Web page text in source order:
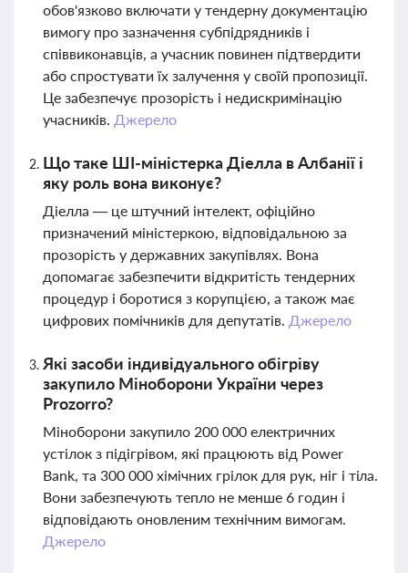
обов'язково включати у тендерну документацію
вимогу про зазначення субпідрядників і
співвиконавців, а учасник повинен підтвердити
або спростувати їх залучення у своїй пропозиції.
Це забезпечує прозорість і недискримінацію
учасників. Джерело
Що таке ШІ-міністерка Діелла в Албанії і
яку роль вона виконує?
Діелла — це штучний інтелект, офіційно
призначений міністеркою, відповідальною за
прозорість у державних закупівлях. Вона
допомагає забезпечити відкритість тендерних
процедур і боротися з корупцією, а також має
цифрових помічників для депутатів. Джерело
Які засоби індивідуального обігріву
закупило Міноборони України через
Prozorro?
Міноборони закупило 200 000 електричних
устілок з підігрівом, які працюють від Power
Bank, та 300 000 хімічних грілок для рук, ніг і тіла.
Вони забезпечують тепло не менше 6 годин і
відповідають оновленим технічним вимогам.
Джерело